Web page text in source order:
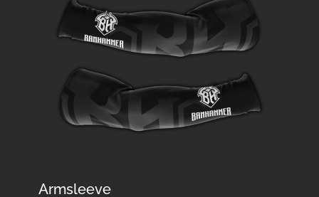
Armsleeve